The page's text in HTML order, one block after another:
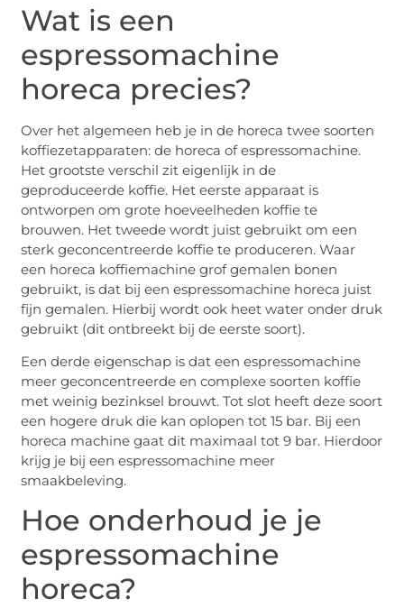
Wat is een
espressomachine
horeca precies?
Over het algemeen heb je in de horeca twee soorten
koffiezetapparaten: de horeca of espressomachine.
Het grootste verschil zit eigenlijk in de
geproduceerde koffie. Het eerste apparaat is
ontworpen om grote hoeveelheden koffie te
brouwen. Het tweede wordt juist gebruikt om een
sterk geconcentreerde koffie te produceren. Waar
een horeca koffiemachine grof gemalen bonen
gebruikt, is dat bij een espressomachine horeca juist
fijn gemalen. Hierbij wordt ook heet water onder druk
gebruikt (dit ontbreekt bij de eerste soort).
Een derde eigenschap is dat een espressomachine
meer geconcentreerde en complexe soorten koffie
met weinig bezinksel brouwt. Tot slot heeft deze soort
een hogere druk die kan oplopen tot 15 bar. Bij een
horeca machine gaat dit maximaal tot 9 bar. Hierdoor
krijg je bij een espressomachine meer
smaakbeleving.
Hoe onderhoud je je
espressomachine
horeca?